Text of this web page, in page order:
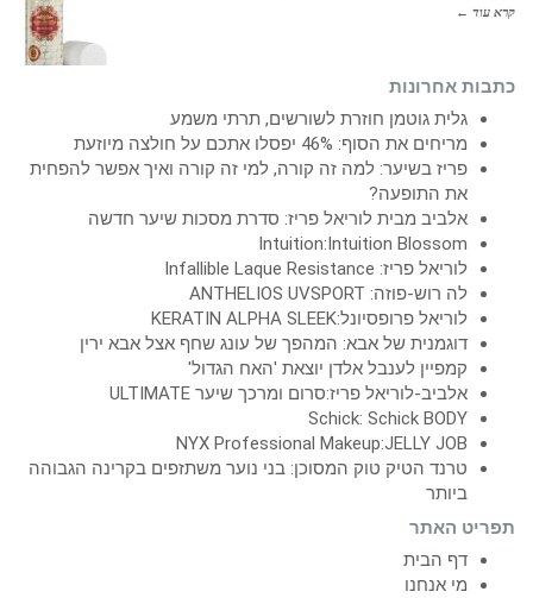
קרא עוד ←
כתבות אחרונות
גלית גוטמן חוזרת לשורשים, תרתי משמע
מריחים את הסוף: 46% יפסלו אתכם על חולצה מיוזעת
פריז בשיער: למה זה קורה, למי זה קורה ואיך אפשר להפחית
את התופעה?
אלביב מבית לוריאל פריז: סדרת מסכות שיער חדשה
Intuition:Intuition Blossom
לוריאל פריז: Infallible Laque Resistance
לה רוש-פוזה: ANTHELIOS UVSPORT
לוריאל פרופסיונל:KERATIN ALPHA SLEEK
דוגמנית של אבא: המהפך של עונג שחף אצל אבא ירין
קמפיין לענבל אלדן יוצאת 'האח הגדול'
אלביב-לוריאל פריז:סרום ומרכך שיער ULTIMATE
Schick: Schick BODY
NYX Professional Makeup:JELLY JOB
טרנד הטיק טוק המסוכן: בני נוער משתזפים בקרינה הגבוהה
ביותר
תפריט האתר
דף הבית
מי אנחנו